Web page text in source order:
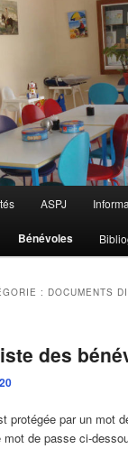
ASPJ
Bénévoles
: DOCUMENTS
des
protégée par un mot
de passe ci-